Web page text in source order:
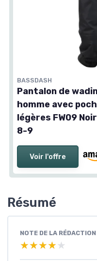
BASSDASH
Pantalon de
homme avec
légères FW09
8-9
Voir l'offre
Résumé
NOTE DE LA RÉDACTION
★★★★★
★★★★★